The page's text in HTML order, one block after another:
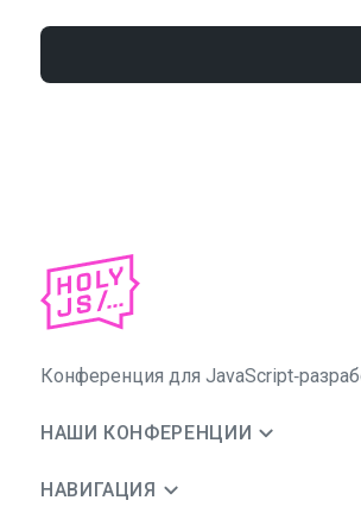
Конференция для
НАШИ КОНФЕРЕНЦИИ
НАВИГАЦИЯ